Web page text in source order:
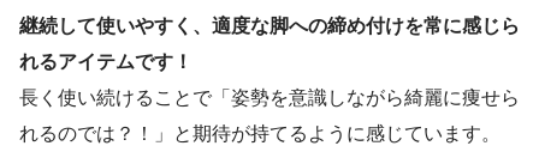
継続して使いやすく、適度な脚への締め付けを常に感じら
れるアイテムです！
長く使い続けることで「姿勢を意識しながら綺麗に痩せら
れるのでは？！」と期待が持てるように感じています。